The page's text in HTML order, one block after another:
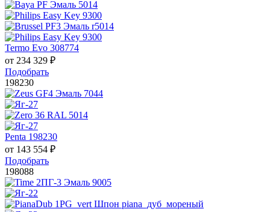
Termo Evo 308774
от 234 329 ₽
Подобрать
198230
Penta 198230
от 143 554 ₽
Подобрать
198088